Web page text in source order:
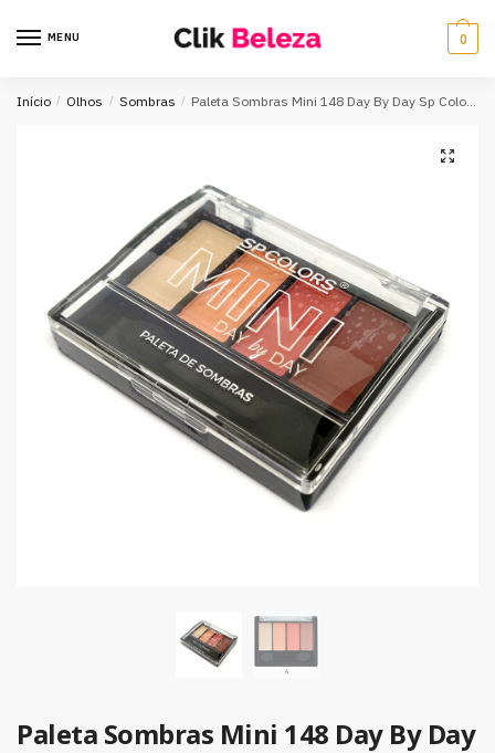
MENU 0
Início / Olhos / Sombras / Paleta Sombras Mini 148 Day By Day Sp Colors
Paleta Sombras Mini 148 Day By Day